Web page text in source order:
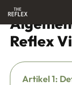
Reflex
Artikel 1: